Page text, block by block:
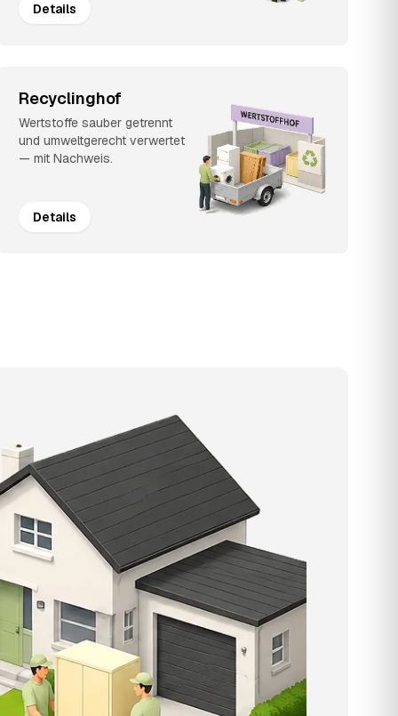
Details
Recyclinghof
Wertstoffe sauber getrennt
und umweltgerecht verwertet
— mit Nachweis.
Details